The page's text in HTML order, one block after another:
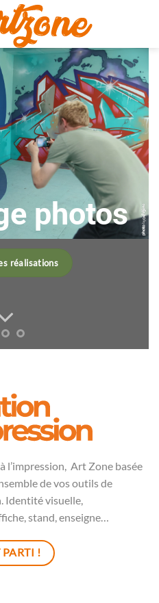
photos
réalisations
l’impression, Art Zonebasée
de vos outils de
Identité visuelle,
, stand, enseigne…
PARTI !